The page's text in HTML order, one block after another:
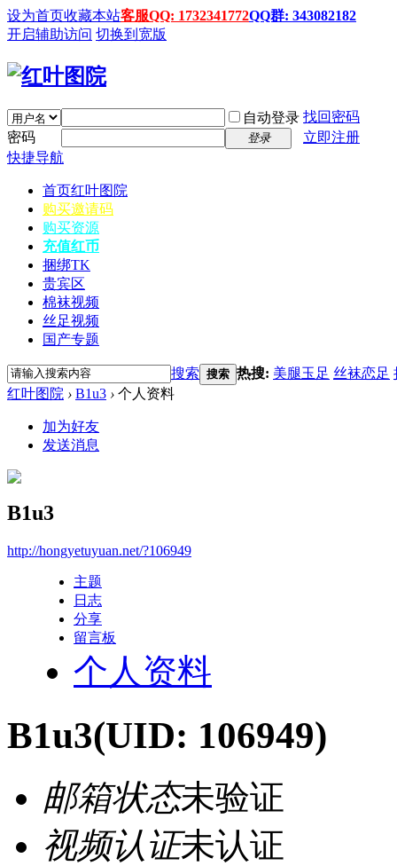
设为首页收藏本站客服QQ: 1732341772QQ群: 343082182
开启辅助访问 切换到宽版
自动登录 找回密码
密码
登录
立即注册
快捷导航
首页红叶图院
购买邀请码
购买资源
充值红币
捆绑TK
贵宾区
棉袜视频
丝足视频
国产专题
搜索 搜索 热搜: 美腿玉足 丝袜恋足
红叶图院 › B1u3 › 个人资料
加为好友
发送消息
B1u3
http://hongyetuyuan.net/?106949
主题
日志
分享
留言板
个人资料
B1u3(UID: 106949)
邮箱状态未验证
视频认证未认证